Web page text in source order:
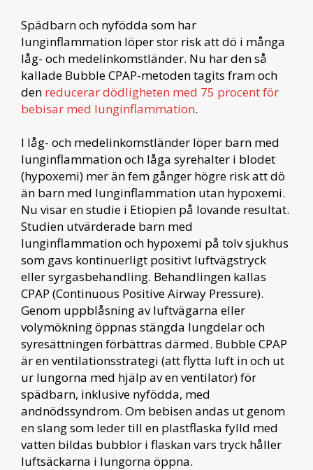
Spädbarn och nyfödda som har
lunginflammation löper stor risk att dö i många
låg- och medelinkomstländer. Nu har den så
kallade Bubble CPAP-metoden tagits fram och
den reducerar dödligheten med 75 procent för
bebisar med lunginflammation.
I låg- och medelinkomstländer löper barn med
lunginflammation och låga syrehalter i blodet
(hypoxemi) mer än fem gånger högre risk att dö
än barn med lunginflammation utan hypoxemi.
Nu visar en studie i Etiopien på lovande resultat.
Studien utvärderade barn med
lunginflammation och hypoxemi på tolv sjukhus
som gavs kontinuerligt positivt luftvägstryck
eller syrgasbehandling. Behandlingen kallas
CPAP (Continuous Positive Airway Pressure).
Genom uppblåsning av luftvägarna eller
volymökning öppnas stängda lungdelar och
syresättningen förbättras därmed. Bubble CPAP
är en ventilationsstrategi (att flytta luft in och ut
ur lungorna med hjälp av en ventilator) för
spädbarn, inklusive nyfödda, med
andnödssyndrom. Om bebisen andas ut genom
en slang som leder till en plastflaska fylld med
vatten bildas bubblor i flaskan vars tryck håller
luftsäckarna i lungorna öppna.